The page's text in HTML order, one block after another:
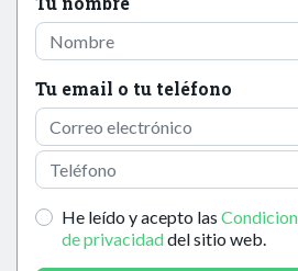
Tu email o tu teléfono
He leído y acepto las
de privacidaddel sitio web.